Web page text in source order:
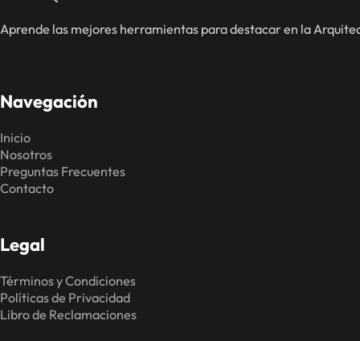
Aprende las mejores herramientas para destacar en la
Navegación
Inicio
Nosotros
Preguntas Frecuentes
Contacto
Legal
Términos y Condiciones
Políticas de Privacidad
Libro de Reclamaciones